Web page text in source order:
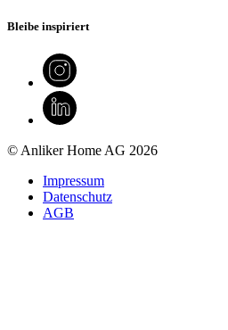
Bleibe inspiriert
© Anliker Home AG 2026
Impressum
Datenschutz
AGB